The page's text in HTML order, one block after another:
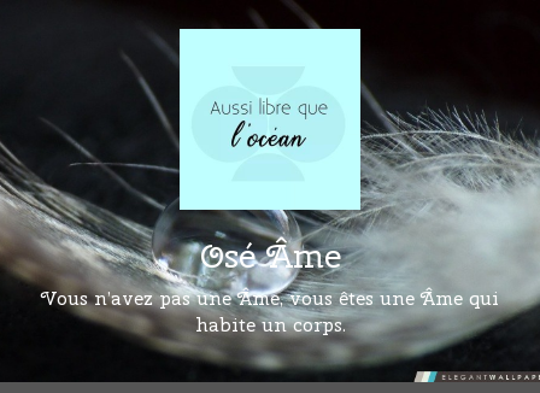
Osé Âme
Vous n’avez pas une Âme, vous êtes une Âme qui
habite un corps.